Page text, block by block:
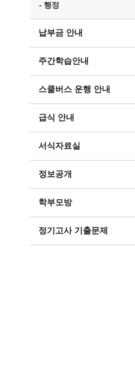
- 행정
납부금 안내
주간학습안내
스쿨버스 운행 안내
급식 안내
서식자료실
정보공개
학부모방
정기고사 기출문제